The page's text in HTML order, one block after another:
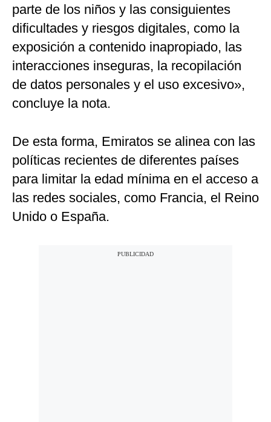
parte de los niños y las consiguientes
dificultades y riesgos digitales, como la
exposición a contenido inapropiado, las
interacciones inseguras, la recopilación
de datos personales y el uso excesivo»,
concluye la nota.
De esta forma, Emiratos se alinea con las
políticas recientes de diferentes países
para limitar la edad mínima en el acceso a
las redes sociales, como Francia, el Reino
Unido o España.